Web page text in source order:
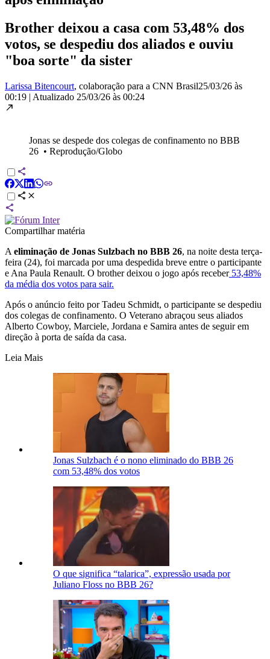
Brother deixou a casa com 53,48% dos
votos, se despediu dos aliados e ouviu
"boa sorte" da sister
Larissa Bitencourt, colaboração para a CNN Brasil25/03/26 às
00:19 | Atualizado 25/03/26 às 00:24
Jonas se despede dos colegas de confinamento no BBB
26 • Reprodução/Globo
Compartilhar matéria
A eliminação de Jonas Sulzbach no BBB 26, na noite desta terça-
feira (24), foi marcada por uma despedida breve entre o participante
e Ana Paula Renault. O brother deixou o jogo após receber53,48%
da média dos votos para sair.
Após o anúncio feito por Tadeu Schmidt, o participante se despediu
dos colegas de confinamento. O Veterano abraçou seus aliados
Alberto Cowboy, Marciele, Jordana e Samira antes de seguir em
direção à porta de saída da casa.
Leia Mais
Jonas Sulzbach é o nono eliminado do BBB 26
com 53,48% dos votos
O que significa “talarica”, expressão usada por
Juliano Floss no BBB 26?